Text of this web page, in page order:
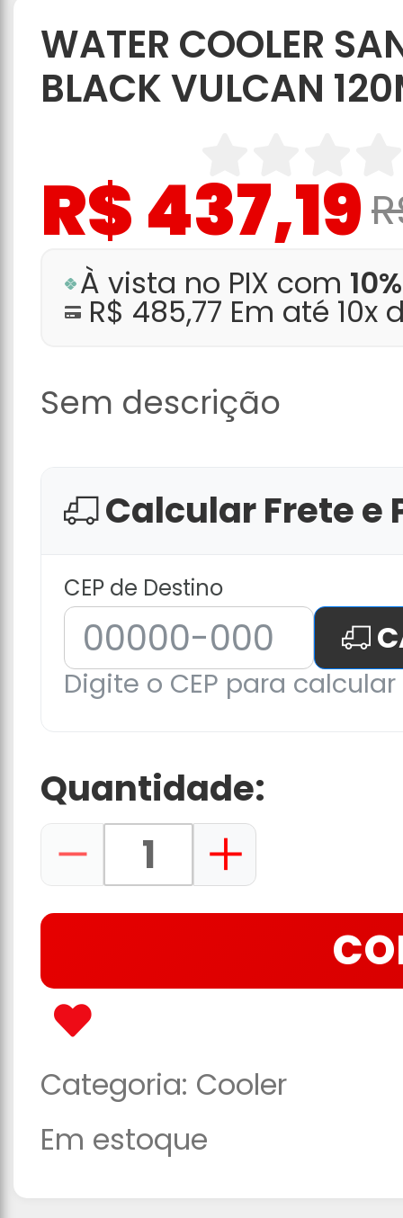
WATER COOLER
BLACK VULCAN
R$ 437,19
À vista no PIX com
R$ 485,77 Em até 10x
Sem descrição
Calcular Frete e
CEP de Destino
Digite o CEP para
Quantidade:
Categoria: Cooler
Em estoque